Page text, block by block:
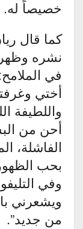
خصيصاً له.
كما قال
نشره وظهر
في
أختي
واللطيفة
أحن من
الفاشلة،
بحب
وفي
ويشعرني
من جديد”.